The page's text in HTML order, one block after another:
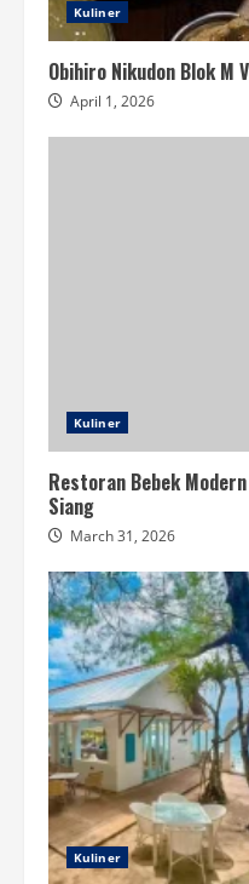
Kuliner
Obihiro Nikudon Blok M
April 1, 2026
Kuliner
Restoran Bebek
Siang
March 31, 2026
Kuliner